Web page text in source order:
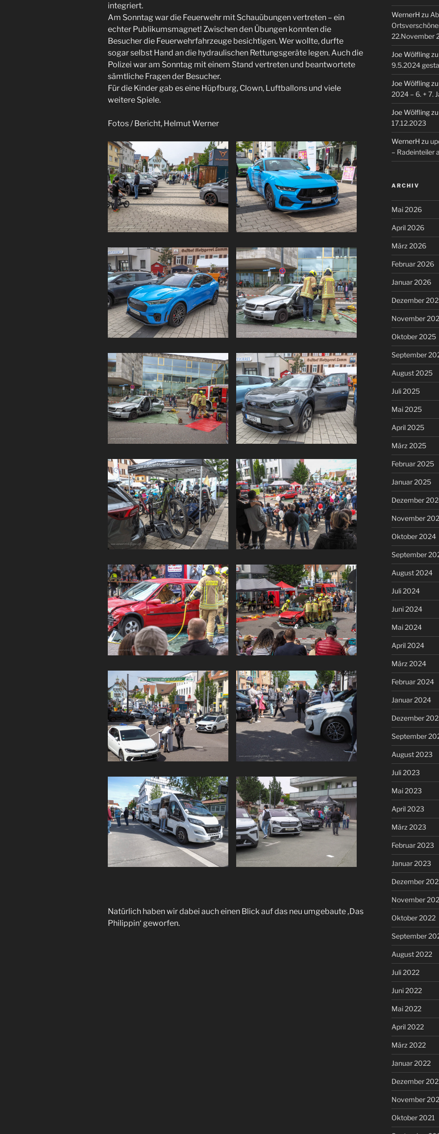
integriert.
Am Sonntag war die Feuerwehr mit Schauübungen vertreten – ein
echter Publikumsmagnet! Zwischen den Übungen konnten die
Besucher die Feuerwehrfahrzeuge besichtigen. Wer wollte, durfte
sogar selbst Hand an die hydraulischen Rettungsgeräte legen. Auch die
Polizei war am Sonntag mit einem Stand vertreten und beantwortete
sämtliche Fragen der Besucher.
Für die Kinder gab es eine Hüpfburg, Clown, Luftballons und viele
weitere Spiele.
Fotos / Bericht, Helmut Werner
Natürlich haben wir dabei auch einen Blick auf das neu umgebaute ‚Das
Philippin‘ geworfen.
WernerH zu
22.November
Joe Wölflingzu
9.5.2024
Joe Wölflingzu
2024 – 6. + 7.
Joe Wölflingzu
17.12.2023
WernerH zu
– Radeinteiler
ARCHIV
Mai 2026
April 2026
März 2026
Februar 2026
Januar 2026
Dezember
November
Oktober 2025
September
August 2025
Juli 2025
Mai 2025
April 2025
März 2025
Februar 2025
Januar 2025
Dezember
November
Oktober 2024
September
August 2024
Juli 2024
Juni 2024
Mai 2024
April 2024
März 2024
Februar 2024
Januar 2024
Dezember
September
August 2023
Juli 2023
Mai 2023
April 2023
März 2023
Februar 2023
Januar 2023
Dezember
November
Oktober 2022
September
August 2022
Juli 2022
Juni 2022
Mai 2022
April 2022
März 2022
Januar 2022
Dezember
November
Oktober 2021